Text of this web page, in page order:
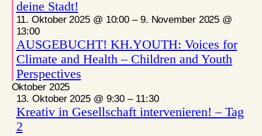
deine Stadt!
11. Oktober 2025 @ 10:00 – 9. November 2025 @
13:00
AUSGEBUCHT! KH.YOUTH: Voices for
Climate and Health – Children and Youth
Perspectives
Oktober 2025
13. Oktober 2025 @ 9:30 – 11:30
Kreativ in Gesellschaft intervenieren! – Tag
2